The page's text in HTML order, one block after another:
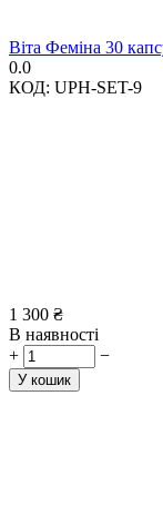
Віта Феміна 30
0.0
КОД: UPH-SET-9
1 300 ₴
В наявності
+
−
У кошик